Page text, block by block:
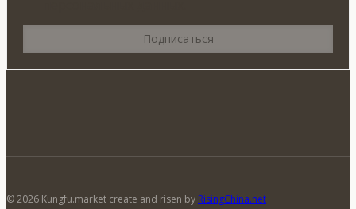
© 2026 Kungfu.market create and risen by RisingChina.net